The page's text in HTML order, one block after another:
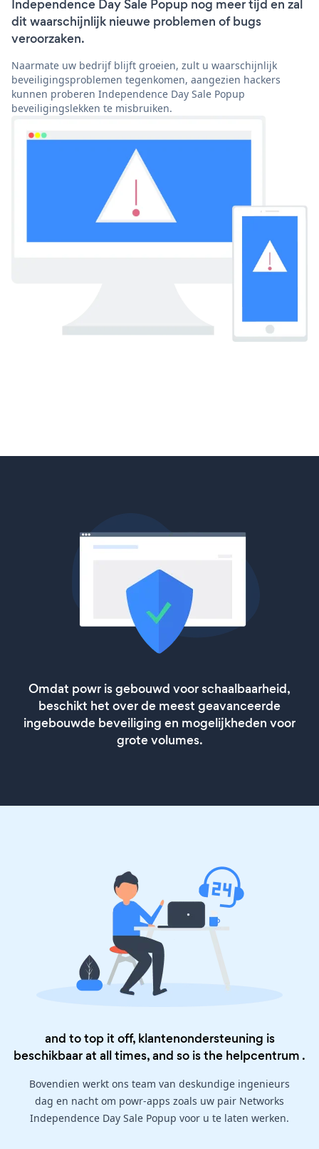
Independence Day Sale Popup nog meer tijd en zal
dit waarschijnlijk nieuwe problemen of bugs
veroorzaken.
Naarmate uw bedrijf blijft groeien, zult u waarschijnlijk
beveiligingsproblemen tegenkomen, aangezien hackers
kunnen proberen Independence Day Sale Popup
beveiligingslekken te misbruiken.
Omdat powr is gebouwd voor schaalbaarheid,
beschikt het over de meest geavanceerde
ingebouwde beveiliging en mogelijkheden voor
grote volumes.
and to top it off, klantenondersteuning is
beschikbaar at all times, and so is the helpcentrum .
Bovendien werkt ons team van deskundige ingenieurs
dag en nacht om powr-apps zoals uw pair Networks
Independence Day Sale Popup voor u te laten werken.